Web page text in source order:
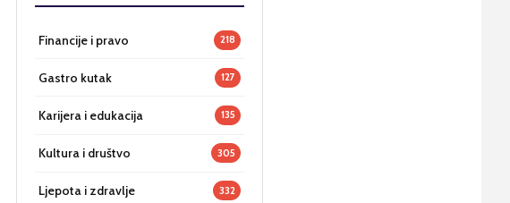
Financije i pravo 218
Gastro kutak 127
Karijera i edukacija 135
Kultura i društvo 305
Ljepota i zdravlje 332